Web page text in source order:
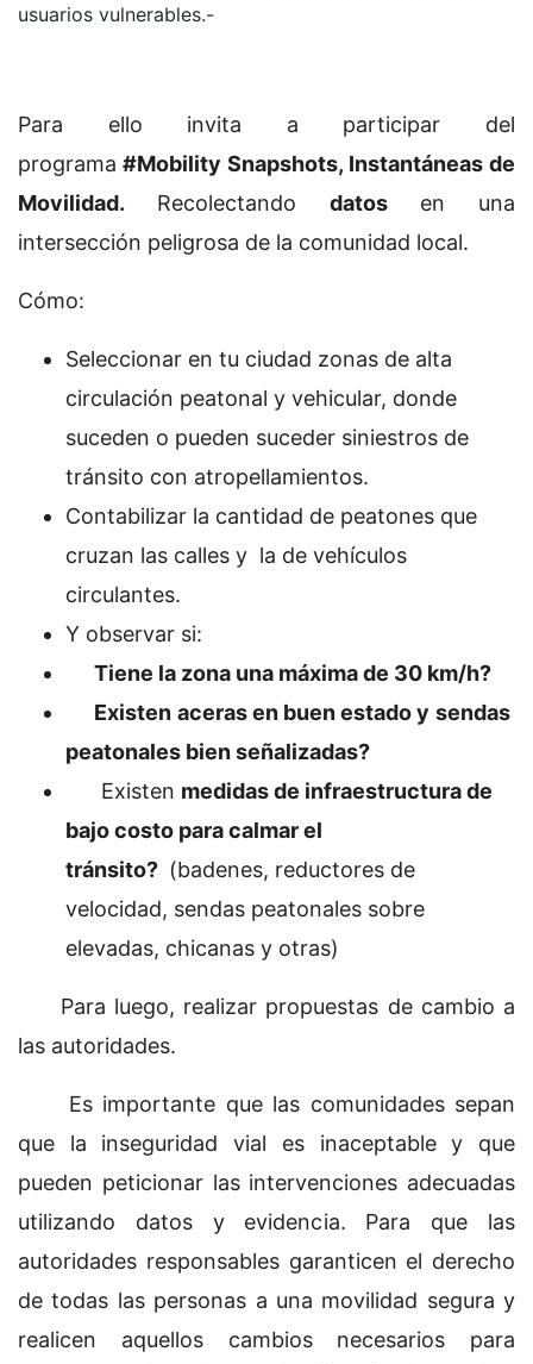
usuarios vulnerables.-
Para ello invita a participar del
programa #Mobility Snapshots, Instantáneas de
Movilidad. Recolectando datosen una
intersección peligrosa de la comunidad local.
Cómo:
Seleccionar en tu ciudad zonas de alta
circulación peatonal y vehicular, donde
suceden o pueden suceder siniestros de
tránsito con atropellamientos.
Contabilizar la cantidad de peatones que
cruzan las calles y la de vehículos
circulantes.
Y observar si:
Tiene la zona una máxima de 30 km/h?
Existen aceras en buen estado y sendas
peatonales bien señalizadas?
Existen medidas de infraestructura de
bajo costo para calmar el
tránsito? (badenes, reductores de
velocidad, sendas peatonales sobre
elevadas, chicanas y otras)
Para luego, realizar propuestas de cambio a
las autoridades.
Es importante que las comunidades sepan
que la inseguridad vial es inaceptable y que
pueden peticionar las intervenciones adecuadas
utilizando datos y evidencia. Para que las
autoridades responsables garanticen el derecho
de todas las personas a una movilidad segura y
realicen aquellos cambios necesarios para